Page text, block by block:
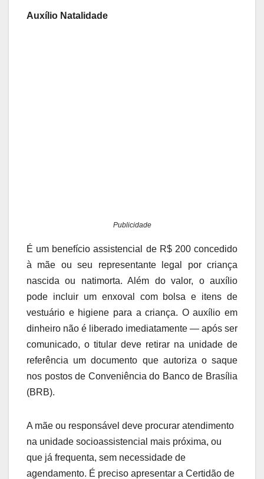
Auxílio Natalidade
Publicidade
É um benefício assistencial de R$ 200 concedido
à mãe ou seu representante legal por criança
nascida ou natimorta. Além do valor, o auxílio
pode incluir um enxoval com bolsa e itens de
vestuário e higiene para a criança. O auxílio em
dinheiro não é liberado imediatamente — após ser
comunicado, o titular deve retirar na unidade de
referência um documento que autoriza o saque
nos postos de Conveniência do Banco de Brasília
(BRB).
A mãe ou responsável deve procurar atendimento
na unidade socioassistencial mais próxima, ou
que já frequenta, sem necessidade de
agendamento. É preciso apresentar a Certidão de